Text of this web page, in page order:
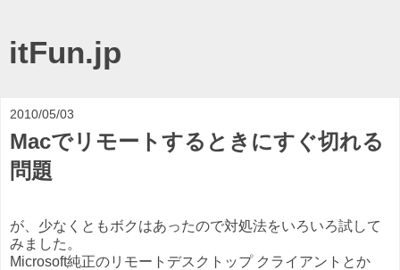
itFun.jp
2010/05/03
Macでリモートするときにすぐ切れる
問題
が、少なくともボクはあったので対処法をいろいろ試して
みました。
Microsoft純正のリモートデスクトップ クライアントとか